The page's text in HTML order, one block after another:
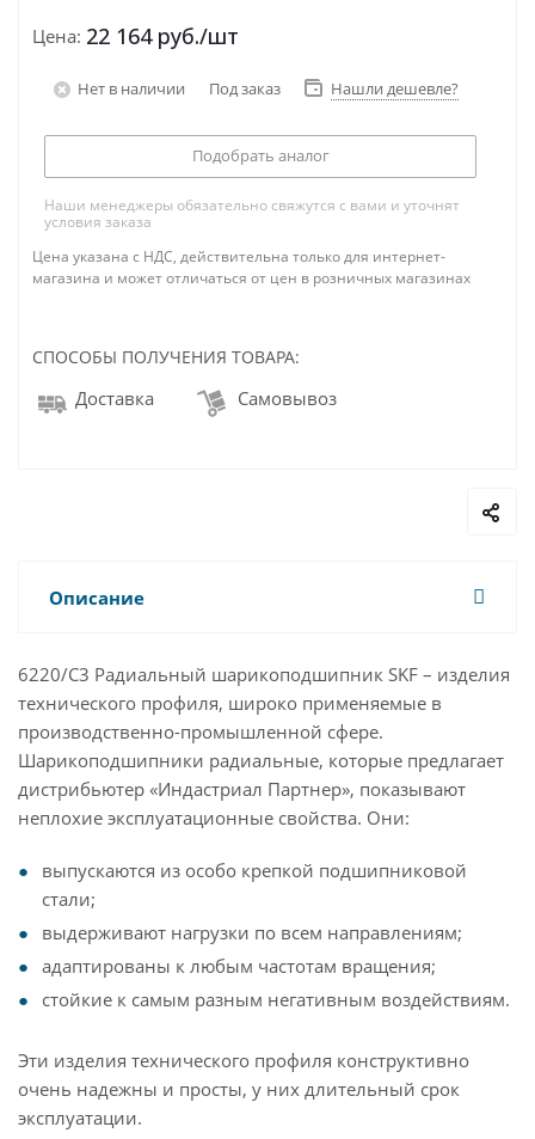
Цена: 22 164руб./шт
Нет в наличии Под заказ Нашли дешевле?
Подобрать аналог
Наши менеджеры обязательно свяжутся с вами и уточнят
условия заказа
Цена указана с НДС, действительна только для интернет-
магазина и может отличаться от цен в розничных магазинах
СПОСОБЫ ПОЛУЧЕНИЯ ТОВАРА:
Доставка Самовывоз
Описание
6220/C3 Радиальный шарикоподшипник SKF – изделия
технического профиля, широко применяемые в
производственно-промышленной сфере.
Шарикоподшипники радиальные, которые предлагает
дистрибьютер «Индастриал Партнер», показывают
неплохие эксплуатационные свойства. Они:
выпускаются из особо крепкой подшипниковой
стали;
выдерживают нагрузки по всем направлениям;
адаптированы к любым частотам вращения;
стойкие к самым разным негативным воздействиям.
Эти изделия технического профиля конструктивно
очень надежны и просты, у них длительный срок
эксплуатации.